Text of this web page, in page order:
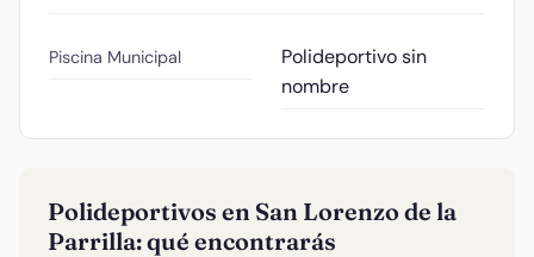
Piscina Municipal
Polideportivo sin
nombre
Polideportivos en San Lorenzo de la
Parrilla: qué encontrarás